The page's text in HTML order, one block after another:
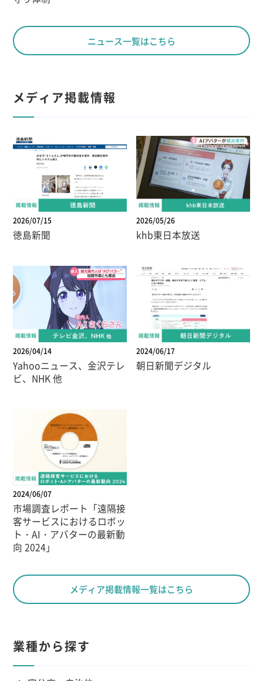
ニュース一覧はこちら
メディア掲載情報
2026/07/15
徳島新聞
2026/05/26
khb東日本放送
2026/04/14
Yahooニュース、金沢テレ
ビ、NHK 他
2024/06/17
朝日新聞デジタル
2024/06/07
市場調査レポート「遠隔接
客サービスにおけるロボッ
ト・AI・アバターの最新動
向 2024」
メディア掲載情報一覧はこちら
業種から探す